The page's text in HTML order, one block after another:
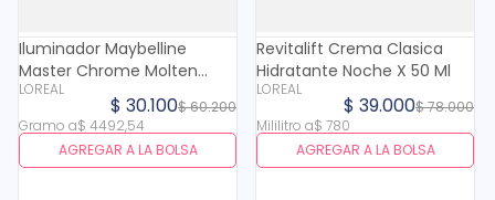
Iluminador Maybelline
Master Chrome Molten
Gold X 6.7 Gr
LOREAL
$60.200
$ 30.100
Gramo a$ 4492,54
AGREGAR A LA BOLSA
Revitalift Crema Clasica
Hidratante Noche X 50 Ml
LOREAL
$78.000
$ 39.000
Mililitro a$ 780
AGREGAR A LA BOLSA